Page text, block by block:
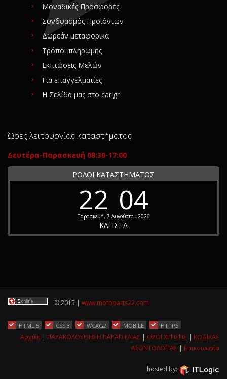
Μοναδικές Προσφορές
Συνδυασμός Προϊόντων
Δωρεάν μεταφορικά
Τρόποι πληρωμής
Εκπτώσεις Μελών
Για επαγγελματίες
Η Σελίδα μας στο car.gr
Ώρες λειτουργίας καταστήματος
Δευτέρα-Παρασκευή 08:30-17:00
ΡΟΛΟΪ ΚΑΤΑΣΤΗΜΑΤΟΣ
22 04
Παρασκευή, 7 Αυγούστου 2026
ΚΛΕΙΣΤΑ
© 2015 | www.motoparts22.com
HTML 5 CSS 3 WCAG2 MOBILE HTTPS
Αρχική | ΠΑΡΑΚΟΛΟΥΘΗΣΗ ΠΑΡΑΓΓΕΛΙΑΣ |ΌΡΟΙ ΧΡΗΣΗΣ | ΚΩΔΙΚΑΣ
ΔΕΟΝΤΟΛΟΓΙΑΣ | Επικοινωνία
hosted by: